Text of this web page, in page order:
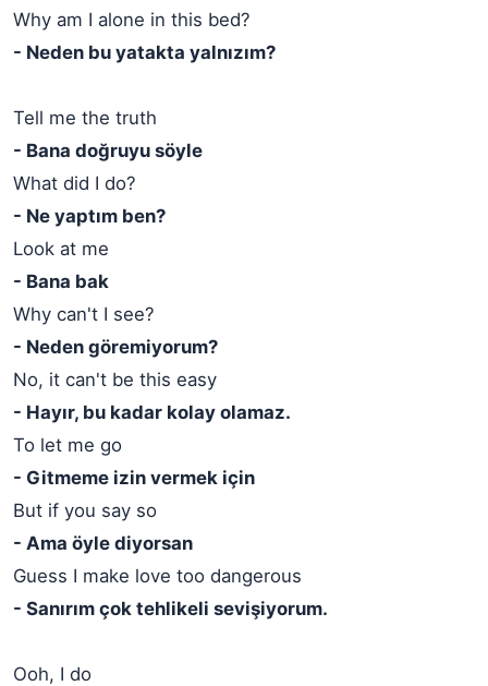
Why am I alone in this bed?
- Neden bu yatakta yalnızım?
Tell me the truth
- Bana doğruyu söyle
What did I do?
- Ne yaptım ben?
Look at me
- Bana bak
Why can't I see?
- Neden göremiyorum?
No, it can't be this easy
- Hayır, bu kadar kolay olamaz.
To let me go
- Gitmeme izin vermek için
But if you say so
- Ama öyle diyorsan
Guess I make love too dangerous
- Sanırım çok tehlikeli sevişiyorum.
Ooh, I do